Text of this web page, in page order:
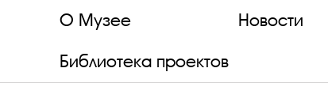
О Музее Новости
Библиотека проектов